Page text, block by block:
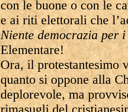
con le buone o con le
e ai riti elettorali che
Niente democrazia per
Elementare!
Ora, il protestantesimo
quanto si oppone alla
deplorevole, ma